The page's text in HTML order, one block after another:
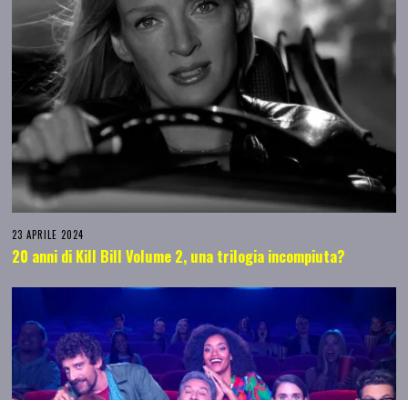
23 APRILE 2024
20 anni di Kill Bill Volume 2, una trilogia incompiuta?